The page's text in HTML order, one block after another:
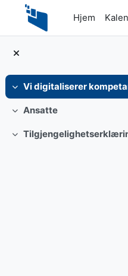
Gå til hovedinnhold
Hjem
SkjulVi digitaliserer
SkjulAnsatte
Skjul